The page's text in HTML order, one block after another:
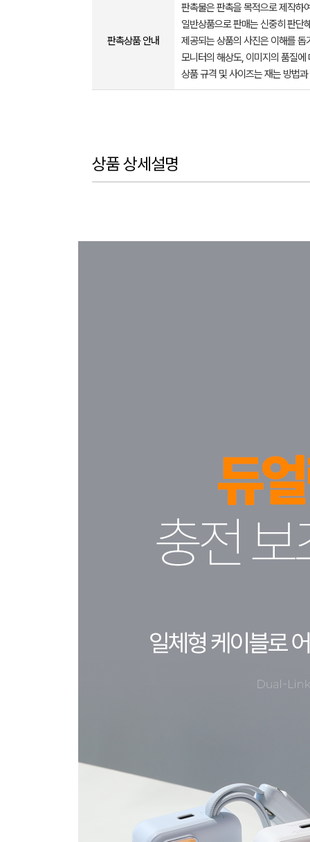
판촉상품 안내
판촉물은 판촉을 목적으로 제작하
일반상품으로 판매는 신중히 판단
제공되는 상품의 사진은 이해를
모니터의 해상도, 이미지의 품질
상품 규격 및 사이즈는 재는 방법
상품 상세설명